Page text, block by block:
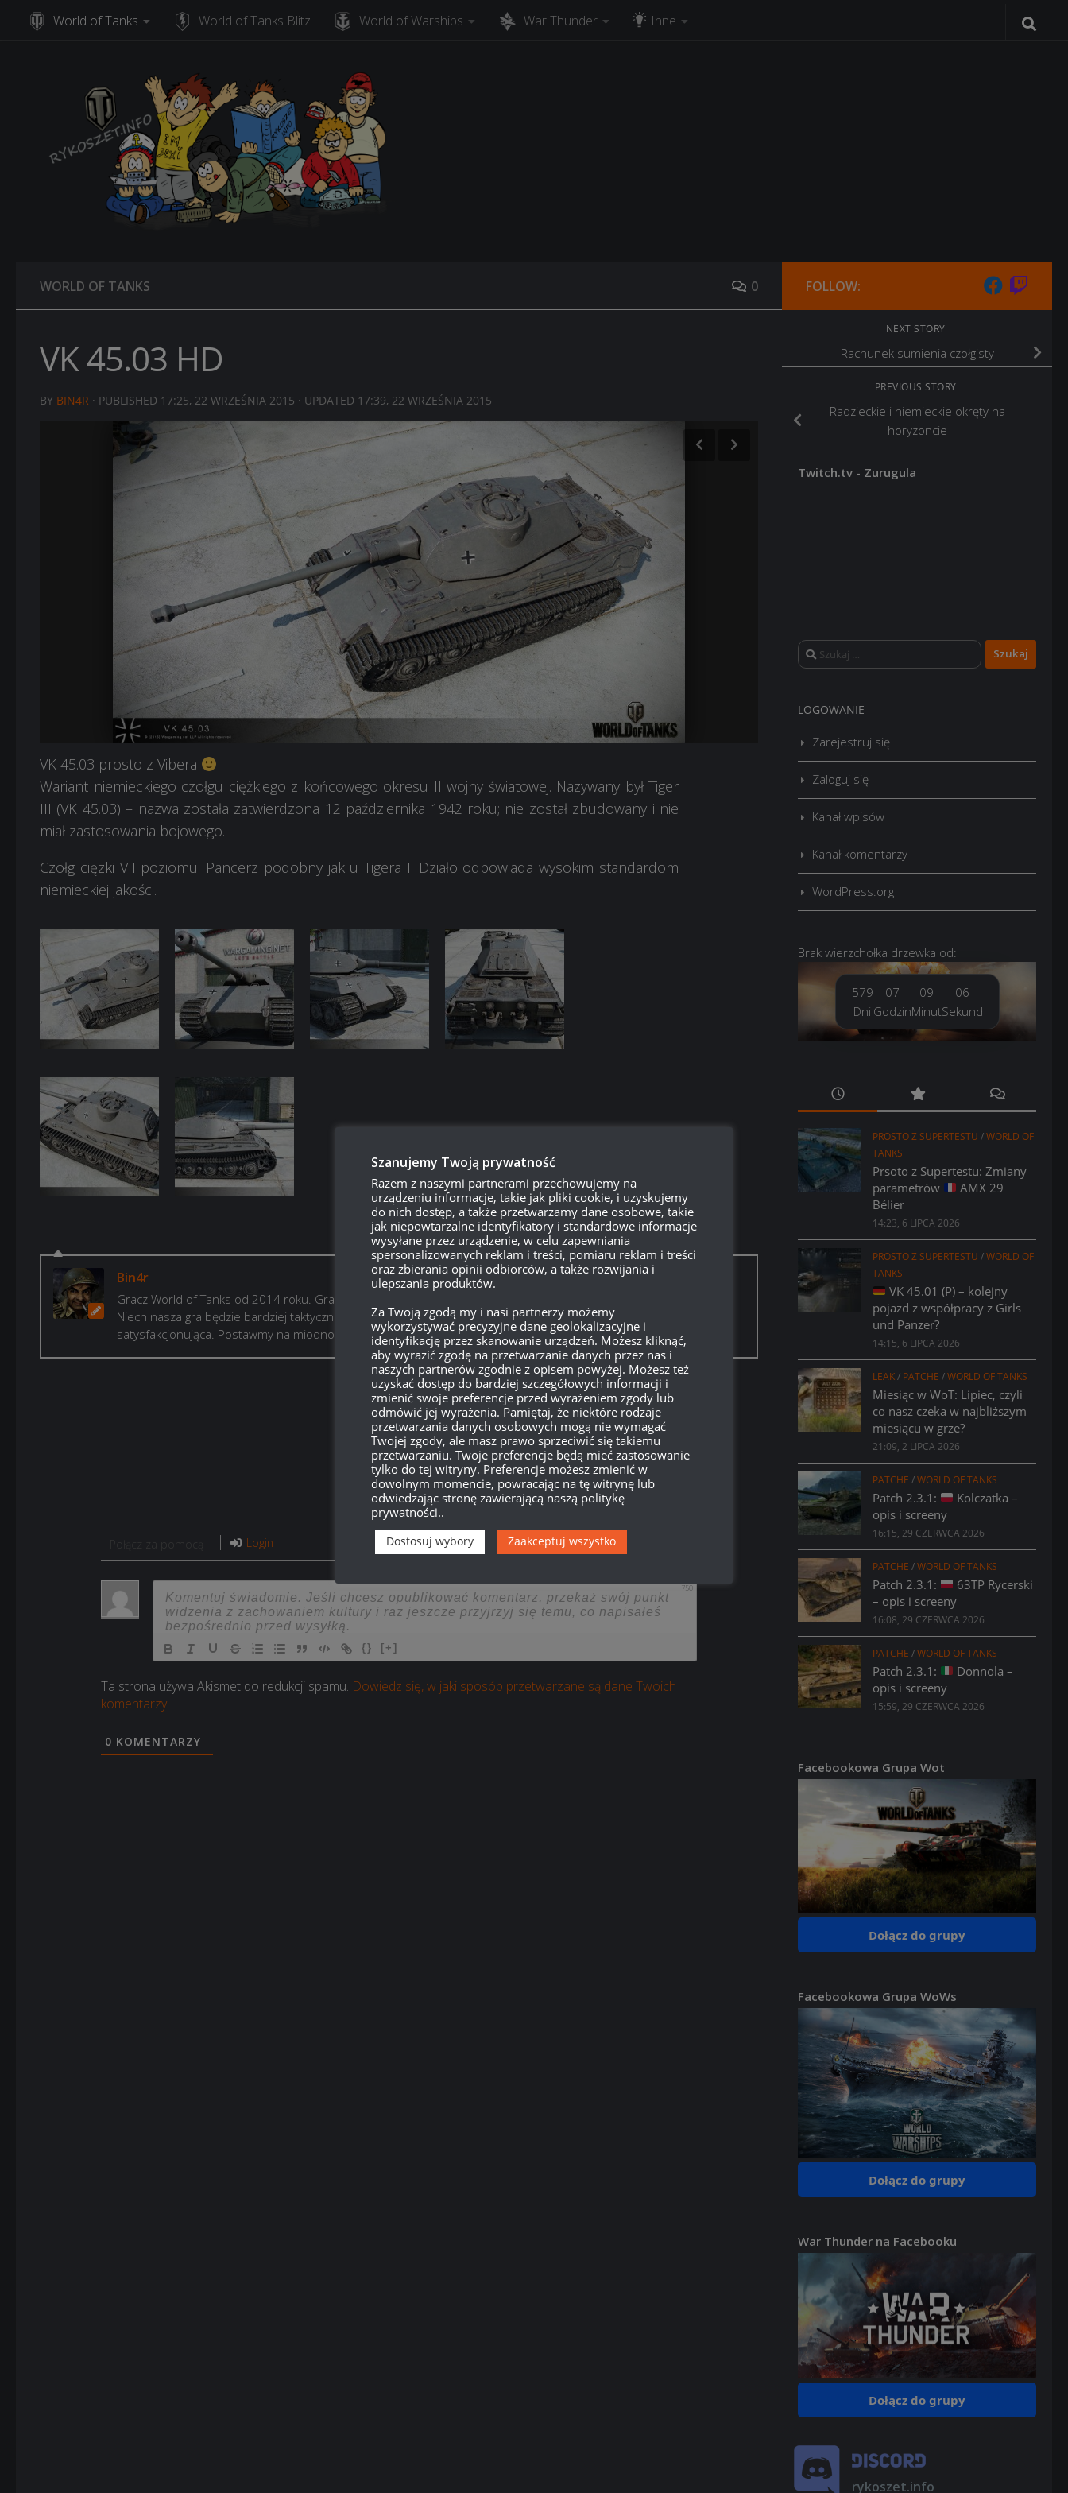
Skip to content
World of Tanks World of Tanks Blitz World of Warships War Thunder Inne
WORLD OF TANKS 0
VK 45.03 HD
BY BIN4R · PUBLISHED 17:25, 22 WRZEŚNIA 2015 · UPDATED 17:39, 22 WRZEŚNIA 2015
VK 45.03 prosto z Vibera
Wariant niemieckiego czołgu ciężkiego z końcowego okresu II wojny światowej. Nazywany był Tiger
III (VK 45.03) – nazwa została zatwierdzona 12 października 1942 roku; nie został zbudowany i nie
Czołg cięzki VII poziomu. Pancerz podobny jak u Tigera I. Działo odpowiada wysokim standardom
Bin4r
Gracz World of Tanks od 2014 roku. Gram, bo jestem pasjonatem i wiem, że większość graczy w WoT to pasjonaci.
Niech nasza gra będzie bardziej taktyczna i przemyślana. Trudniejsza, ale mniej irytująca – a przez to bardziej
satysfakcjonująca. Postawmy na miodność!
Ta strona używa Akismet do redukcji spamu.
FOLLOW:
NEXT STORY
Rachunek sumienia czołgisty
PREVIOUS STORY
Radzieckie i niemieckie okręty na
horyzoncie
Twitch.tv - Zurugula
Szukaj:
LOGOWANIE
Zarejestruj się
Zaloguj się
Kanał wpisów
Kanał komentarzy
WordPress.org
Brak wierzchołka drzewka od:
579
Dni
07
Godzin
09
Minut
08
Sekund
PROSTO Z SUPERTESTU /WORLD OF
TANKS
Prsoto z Supertestu: Zmiany
parametrów
AMX 29
Bélier
14:23, 6 LIPCA 2026
PROSTO Z SUPERTESTU /WORLD OF
TANKS
VK 45.01 (P) – kolejny
pojazd z współpracy z Girls
und Panzer?
14:15, 6 LIPCA 2026
LEAK/ PATCHE /WORLD OF TANKS
Miesiąc w WoT: Lipiec, czyli
co nasz czeka w najbliższym
miesiącu w grze?
21:09, 2 LIPCA 2026
PATCHE /WORLD OF TANKS
Patch 2.3.1:
Kolczatka –
opis i screeny
16:15, 29 CZERWCA 2026
PATCHE /WORLD OF TANKS
Patch 2.3.1:
63TP Rycerski
– opis i screeny
16:08, 29 CZERWCA 2026
PATCHE /WORLD OF TANKS
Patch 2.3.1:
Donnola –
opis i screeny
15:59, 29 CZERWCA 2026
Facebookowa Grupa Wot
Dołącz do grupy
Facebookowa Grupa WoWs
Dołącz do grupy
War Thunder na Facebooku
Dołącz do grupy
rykoszet.info
Szanujemy Twoją prywatność
Razem z naszymi partnerami przechowujemy na
urządzeniu informacje, takie jak pliki cookie, i uzyskujemy
do nich dostęp, a także przetwarzamy dane osobowe, takie
jak niepowtarzalne identyfikatory i standardowe informacje
wysyłane przez urządzenie, w celu zapewniania
spersonalizowanych reklam i treści, pomiaru reklam i treści
oraz zbierania opinii odbiorców, a także rozwijania i
ulepszania produktów.
Za Twoją zgodą my i nasi partnerzy możemy
wykorzystywać precyzyjne dane geolokalizacyjne i
identyfikację przez skanowanie urządzeń. Możesz kliknąć,
aby wyrazić zgodę na przetwarzanie danych przez nas i
naszych partnerów zgodnie z opisem powyżej. Możesz też
uzyskać dostęp do bardziej szczegółowych informacji i
zmienić swoje preferencje przed wyrażeniem zgody lub
odmówić jej wyrażenia. Pamiętaj, że niektóre rodzaje
przetwarzania danych osobowych mogą nie wymagać
Twojej zgody, ale masz prawo sprzeciwić się takiemu
przetwarzaniu. Twoje preferencje będą mieć zastosowanie
tylko do tej witryny. Preferencje możesz zmienić w
dowolnym momencie, powracając na tę witrynę lub
odwiedzając stronę zawierającą naszą politykę
prywatności..
Dostosuj wybory Zaakceptuj wszystko